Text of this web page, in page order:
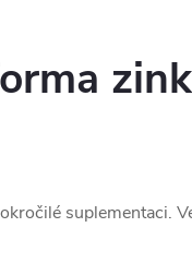
suplementaci.